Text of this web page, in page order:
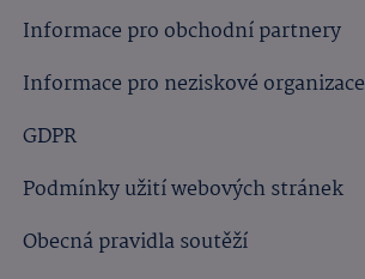
Informace pro obchodní partnery
Informace pro neziskové organizace
GDPR
Podmínky užití webových stránek
Obecná pravidla soutěží